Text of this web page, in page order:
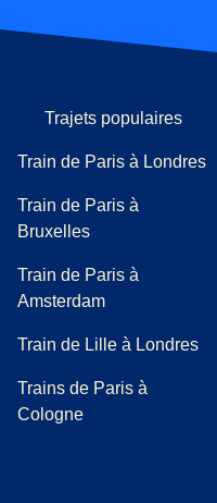
Trajets populaires
Train de Paris à Londres
Train de Paris à
Bruxelles
Train de Paris à
Amsterdam
Train de Lille à Londres
Trains de Paris à
Cologne